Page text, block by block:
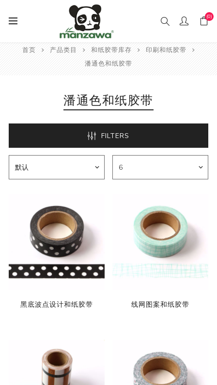
(0)
首页 产品类目 和纸胶带库存
印刷和纸胶带
潘通色和纸胶带
潘通色和纸胶带
FILTERS
黑底波点设计和纸胶带 线网图案和纸胶带